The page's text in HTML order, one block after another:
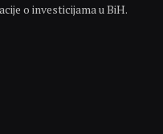
o investicijama u BiH.